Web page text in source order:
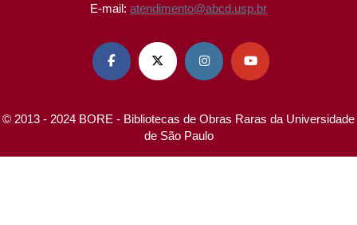
E-mail: atendimento@abcd.usp.br
   
© 2013 - 2024 BORE - Bibliotecas de Obras Raras da Universidade
de São Paulo